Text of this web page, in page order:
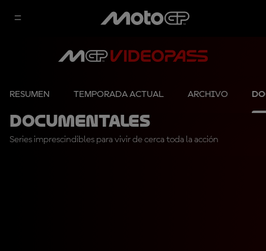
RESUMEN TEMPORADA ACTUAL ARCHIVO
Documentales
Series imprescindibles para vivir de cerca toda la acción